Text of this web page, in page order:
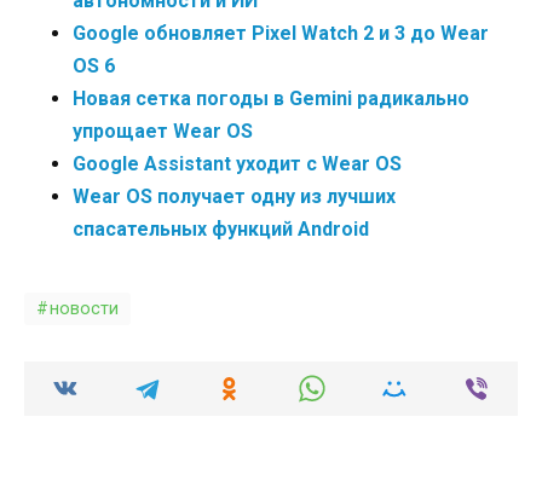
Google обновляет Pixel Watch 2 и 3 до Wear
OS 6
Новая сетка погоды в Gemini радикально
упрощает Wear OS
Google Assistant уходит с Wear OS
Wear OS получает одну из лучших
спасательных функций Android
новости